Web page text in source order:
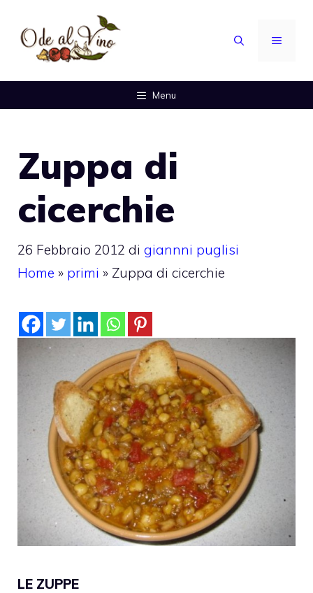
contenuto
MENU
Menu
Zuppa di
cicerchie
26 Febbraio 2012 di giannni puglisi
Home » primi » Zuppa di cicerchie
LE ZUPPE